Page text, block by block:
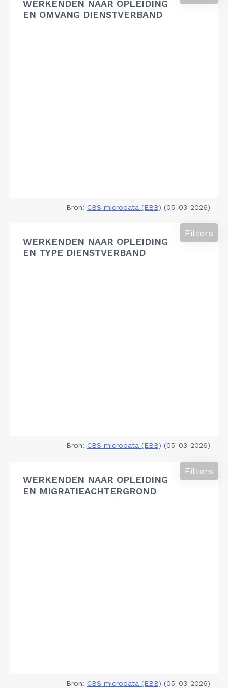
WERKENDEN NAAR OPLEIDING
EN OMVANG DIENSTVERBAND
Bron: CBS microdata (EBB) (05-03-2026)
WERKENDEN NAAR OPLEIDING
EN TYPE DIENSTVERBAND
Filters
Bron: CBS microdata (EBB) (05-03-2026)
WERKENDEN NAAR OPLEIDING
EN MIGRATIEACHTERGROND
Filters
Bron: CBS microdata (EBB) (05-03-2026)